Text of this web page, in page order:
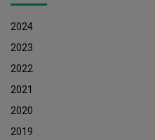
2024
2023
2022
2021
2020
2019